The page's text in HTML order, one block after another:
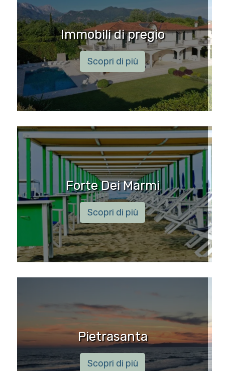
Immobili di pregio
Scopri di più
Forte Dei Marmi
Scopri di più
Pietrasanta
Scopri di più